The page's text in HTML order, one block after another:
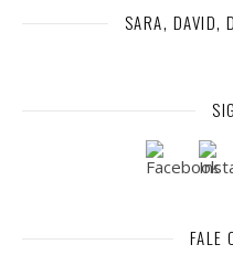
SARA, DAVID,
FALE